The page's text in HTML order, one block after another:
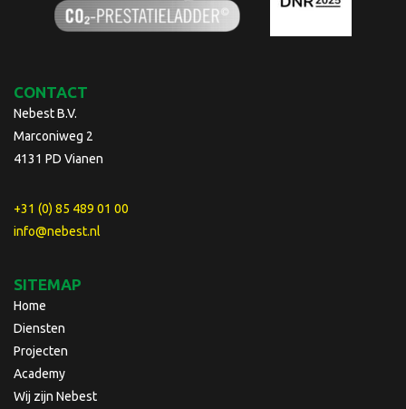
CONTACT
Nebest B.V.
Marconiweg 2
4131 PD Vianen
+31 (0) 85 489 01 00
info@nebest.nl
SITEMAP
Home
Diensten
Projecten
Academy
Wij zijn Nebest